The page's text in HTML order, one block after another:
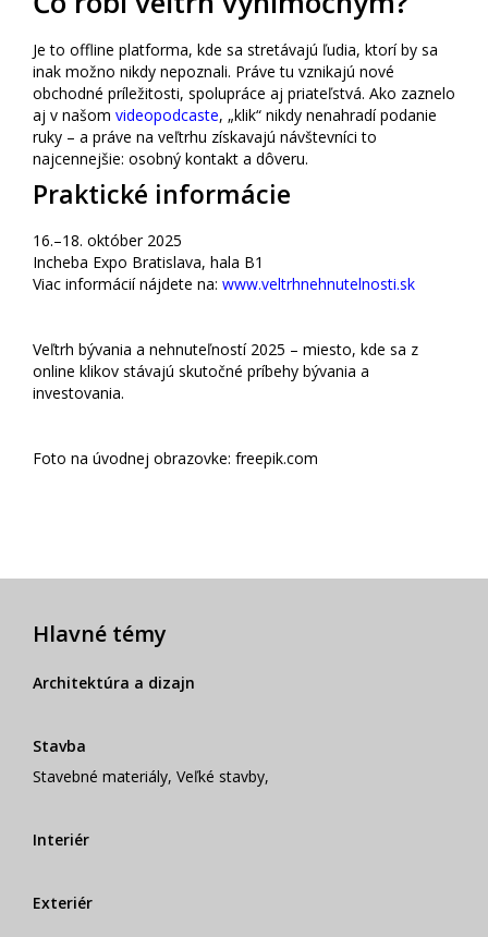
Je to offline platforma, kde sa stretávajú ľudia, ktorí by sa
inak možno nikdy nepoznali. Práve tu vznikajú nové
obchodné príležitosti, spolupráce aj priateľstvá. Ako zaznelo
aj v našom videopodcaste, „klik“ nikdy nenahradí podanie
ruky – a práve na veľtrhu získavajú návštevníci to
najcennejšie: osobný kontakt a dôveru.
Praktické informácie
16.–18. október 2025
Incheba Expo Bratislava, hala B1
Viac informácií nájdete na: www.veltrhnehnutelnosti.sk
Veľtrh bývania a nehnuteľností 2025 – miesto, kde sa z
online klikov stávajú skutočné príbehy bývania a
investovania.
Foto na úvodnej obrazovke: freepik.com
Hlavné témy
Architektúra a dizajn
Stavba
Stavebné materiály, Veľké stavby,
Interiér
Exteriér